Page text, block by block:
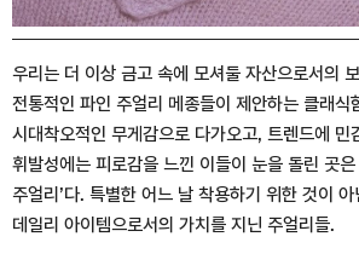
우리는 더 이상 금고 속에 모셔둘 자산으로서의
전통적인 파인 주얼리 메종들이 제안하는 클래식
시대착오적인 무게감으로 다가오고, 트렌드에 민
휘발성에는 피로감을 느낀 이들이 눈을 돌린 곳은
주얼리’다. 특별한 어느 날 착용하기 위한 것이
데일리 아이템으로서의 가치를 지닌 주얼리들.